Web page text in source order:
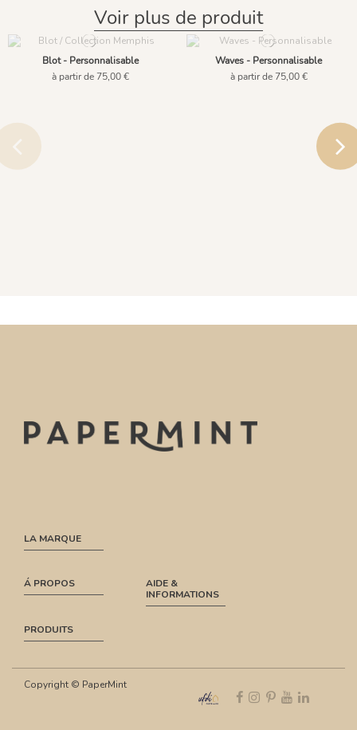
Voir plus de produit
Blot - Personnalisable
à partir de 75,00 €
Waves - Personnalisable
à partir de 75,00 €
LA MARQUE
Á PROPOS
AIDE &
INFORMATIONS
PRODUITS
Copyright © PaperMint